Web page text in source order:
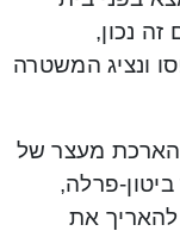
נכון,
ונציג המשטרה
הארכת מעצר של
פרלה,
את